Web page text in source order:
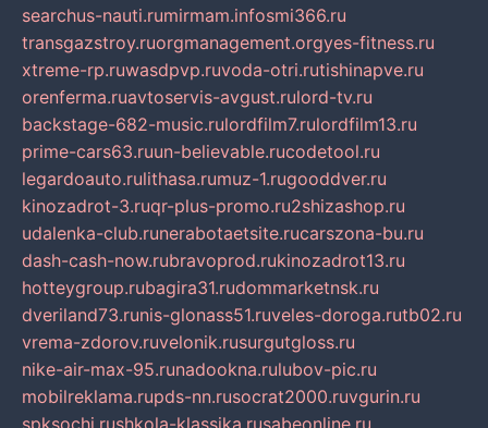
searchus-nauti.rumirmam.infosmi366.ru
transgazstroy.ruorgmanagement.orgyes-fitness.ru
xtreme-rp.ruwasdpvp.ruvoda-otri.rutishinapve.ru
orenferma.ruavtoservis-avgust.rulord-tv.ru
backstage-682-music.rulordfilm7.rulordfilm13.ru
prime-cars63.ruun-believable.rucodetool.ru
legardoauto.rulithasa.rumuz-1.rugooddver.ru
kinozadrot-3.ruqr-plus-promo.ru2shizashop.ru
udalenka-club.runerabotaetsite.rucarszona-bu.ru
dash-cash-now.rubravoprod.rukinozadrot13.ru
hotteygroup.rubagira31.rudommarketnsk.ru
dveriland73.runis-glonass51.ruveles-doroga.rutb02.ru
vrema-zdorov.ruvelonik.rusurgutgloss.ru
nike-air-max-95.runadookna.rulubov-pic.ru
mobilreklama.rupds-nn.rusocrat2000.ruvgurin.ru
spksochi.rushkola-klassika.rusabeonline.ru